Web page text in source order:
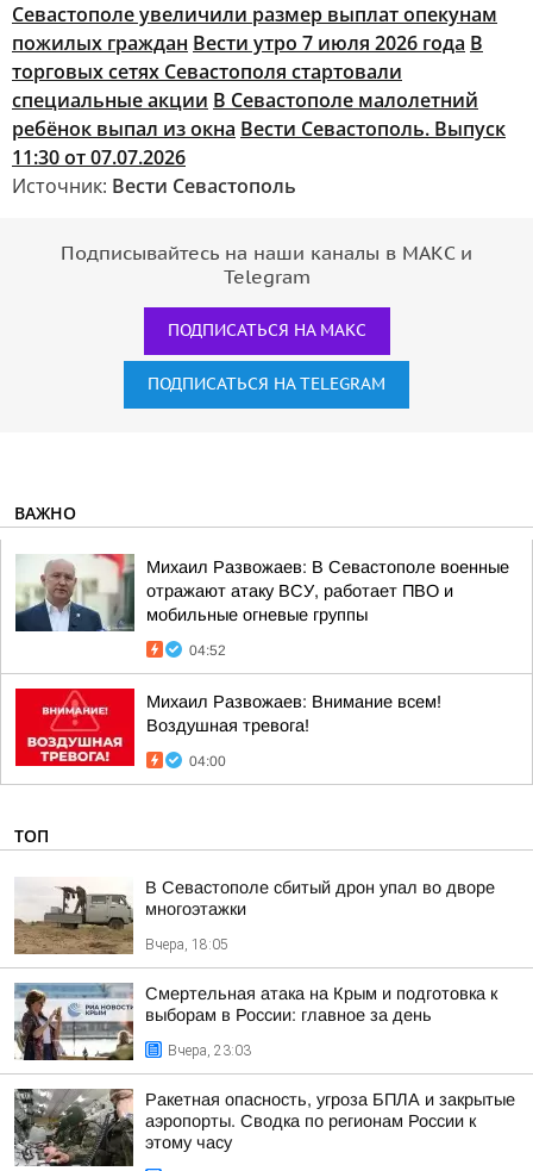
Севастополе увеличили размер выплат опекунам
пожилых граждан Вести утро 7 июля 2026 года В
торговых сетях Севастополя стартовали
специальные акции В Севастополе малолетний
ребёнок выпал из окна Вести Севастополь. Выпуск
11:30 от 07.07.2026
Источник: Вести Севастополь
Подписывайтесь на наши каналы в МАКС и
Telegram
ПОДПИСАТЬСЯ НА МАКС
ПОДПИСАТЬСЯ НА TELEGRAM
ВАЖНО
Михаил Развожаев: В Севастополе военные
отражают атаку ВСУ, работает ПВО и
мобильные огневые группы
04:52
Михаил Развожаев: Внимание всем!
Воздушная тревога!
04:00
ТОП
В Севастополе сбитый дрон упал во дворе
многоэтажки
Вчера, 18:05
Смертельная атака на Крым и подготовка к
выборам в России: главное за день
Вчера, 23:03
Ракетная опасность, угроза БПЛА и закрытые
аэропорты. Сводка по регионам России к
этому часу